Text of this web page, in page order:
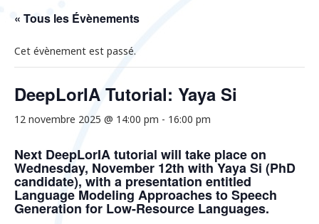
« Tous les Évènements
Cet évènement est passé.
DeepLorIA Tutorial: Yaya Si
12 novembre 2025 @ 14:00 pm - 16:00 pm
Next DeepLorIA tutorial will take place on
Wednesday, November 12th with Yaya Si (PhD
candidate), with a presentation entitled
Language Modeling Approaches to Speech
Generation for Low-Resource Languages.